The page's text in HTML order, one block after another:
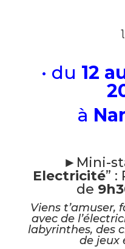
• du 12
à
►Mini-
Electricité” :
de
Viens t’amuser,
avec de
labyrinthes, des
de jeux